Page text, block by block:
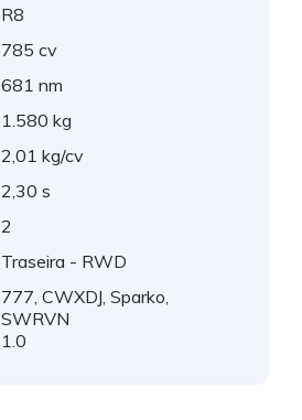
R8
785 cv
681 nm
1.580 kg
2,01 kg/cv
2,30 s
2
Traseira - RWD
777, CWXDJ, Sparko,
SWRVN
1.0